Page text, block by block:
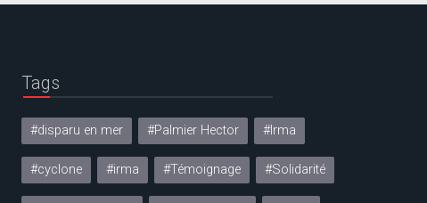
Tags
#disparu en mer #Palmier Hector #Irma
#cyclone #irma #Témoignage #Solidarité